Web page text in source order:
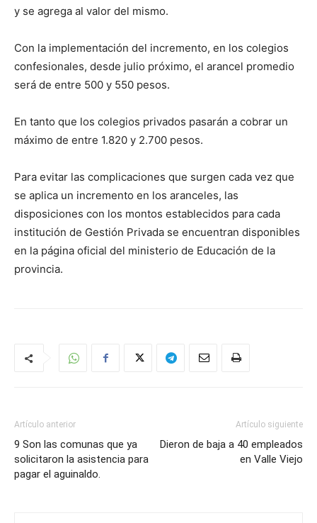
y se agrega al valor del mismo.
Con la implementación del incremento, en los colegios
confesionales, desde julio próximo, el arancel promedio
será de entre 500 y 550 pesos.
En tanto que los colegios privados pasarán a cobrar un
máximo de entre 1.820 y 2.700 pesos.
Para evitar las complicaciones que surgen cada vez que
se aplica un incremento en los aranceles, las
disposiciones con los montos establecidos para cada
institución de Gestión Privada se encuentran disponibles
en la página oficial del ministerio de Educación de la
provincia.
Artículo anterior
9 Son las comunas que ya
solicitaron la asistencia para
pagar el aguinaldo.
Artículo siguiente
Dieron de baja a 40 empleados
en Valle Viejo